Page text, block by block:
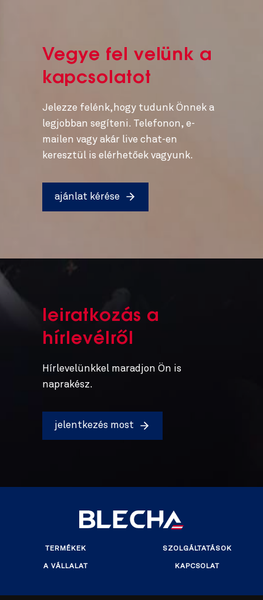
Vegye fel velünk a
kapcsolatot
Jelezze felénk,hogy tudunk Önnek a
legjobban segíteni. Telefonon, e-
mailen vagy akár live chat-en
keresztül is elérhetőek vagyunk.
ajánlat kérése
leiratkozás a
hírlevélről
Hírlevelünkkel maradjon Ön is
naprakész.
jelentkezés most
TERMÉKEK SZOLGÁLTATÁSOK
A VÁLLALAT KAPCSOLAT